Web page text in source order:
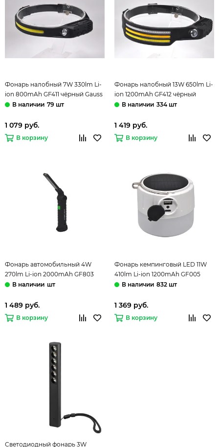
Фонарь налобный 7W 330lm Li-
ion 800mAh GF411 чёрный Gauss
79 шт
1 079 руб.
В корзину
Фонарь налобный 13W 650lm Li-
ion 1200mAh GF412 чёрный
Gauss
334 шт
1 419 руб.
В корзину
Фонарь автомобильный 4W
270lm Li-ion 2000mAh GF803
чёрный Gauss шт
1 489 руб.
В корзину
Фонарь кемпинговый LED 11W
410lm Li-ion 1200mAh GF005
белый Solar Gauss832 шт
1 369 руб.
В корзину
Светодиодный фонарь 3W